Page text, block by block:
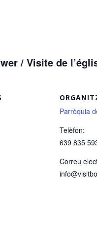
/ Visite de
Parròquia
Telèfon:
639 835
Correu